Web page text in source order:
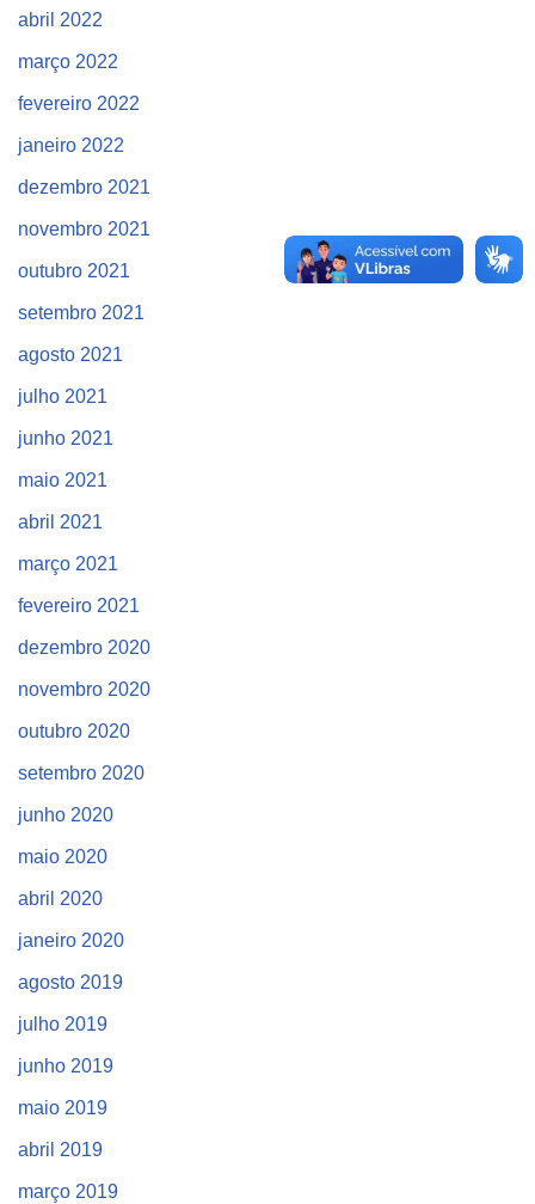
abril 2022
março 2022
fevereiro 2022
janeiro 2022
dezembro 2021
novembro 2021
outubro 2021
setembro 2021
agosto 2021
julho 2021
junho 2021
maio 2021
abril 2021
março 2021
fevereiro 2021
dezembro 2020
novembro 2020
outubro 2020
setembro 2020
junho 2020
maio 2020
abril 2020
janeiro 2020
agosto 2019
julho 2019
junho 2019
maio 2019
abril 2019
março 2019